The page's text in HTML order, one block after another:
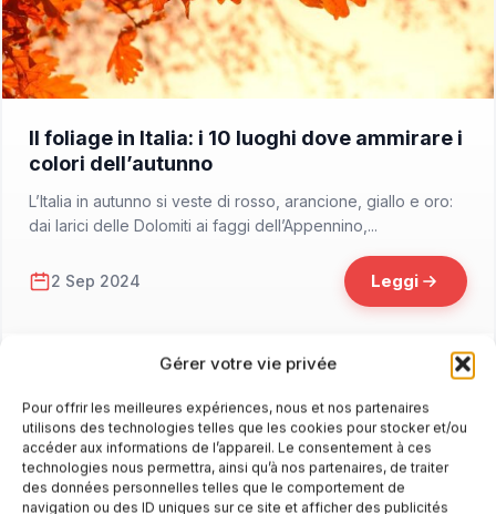
Gérer votre vie privée
Pour offrir les meilleures expériences, nous et nos partenaires
utilisons des technologies telles que les cookies pour stocker et/ou
accéder aux informations de l’appareil. Le consentement à ces
technologies nous permettra, ainsi qu’à nos partenaires, de traiter
des données personnelles telles que le comportement de
navigation ou des ID uniques sur ce site et afficher des publicités
Il foliage in Italia: i 10 luoghi dove ammirare i
colori dell’autunno
L’Italia in autunno si veste di rosso, arancione, giallo e oro:
dai larici delle Dolomiti ai faggi dell’Appennino,...
2 Sep 2024 Leggi